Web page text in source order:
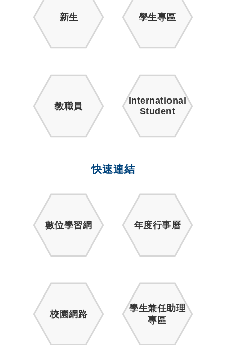
新生 學生專區
教職員
International
Student
快速連結
數位學習網 年度行事曆
校園網路
學生兼任助理
專區